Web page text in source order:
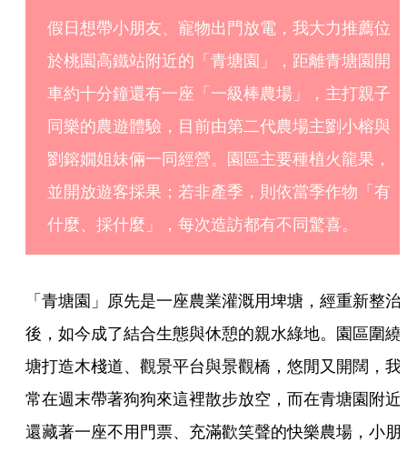
假日想帶小朋友、寵物出門放電，我大力推薦位
於桃園高鐵站附近的「青塘園」，距離青塘園開
車約十分鐘還有一座「一級棒農場」，主打親子
同樂的農遊體驗，目前由第二代農場主劉小榕與
劉鎔嫺姐妹倆一同經營。園區主要種植火龍果，
並開放遊客採果；若非產季，則依當季作物「有
什麼、採什麼」，每次造訪都有不同驚喜。
「青塘園」原先是一座農業灌溉用埤塘，經重新整治
後，如今成了結合生態與休憩的親水綠地。園區圍繞
塘打造木棧道、觀景平台與景觀橋，悠閒又開闊，我
常在週末帶著狗狗來這裡散步放空，而在青塘園附近
還藏著一座不用門票、充滿歡笑聲的快樂農場，小朋